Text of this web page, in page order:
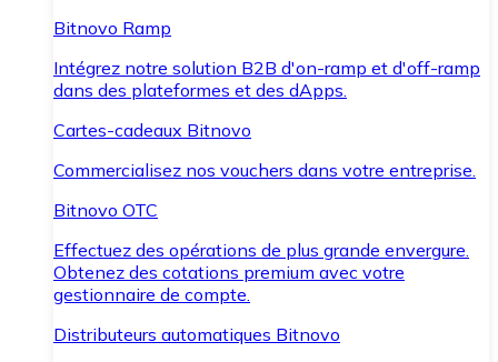
Bitnovo Ramp
Intégrez notre solution B2B d'on-ramp et d'off-ramp
dans des plateformes et des dApps.
Cartes-cadeaux Bitnovo
Commercialisez nos vouchers dans votre entreprise.
Bitnovo OTC
Effectuez des opérations de plus grande envergure.
Obtenez des cotations premium avec votre
gestionnaire de compte.
Distributeurs automatiques Bitnovo